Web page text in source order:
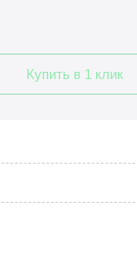
Купить в 1 клик